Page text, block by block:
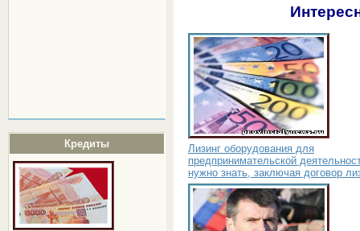
Кредиты
Лизинг оборудования для
предпринимательской
нужно знать, заключая договор